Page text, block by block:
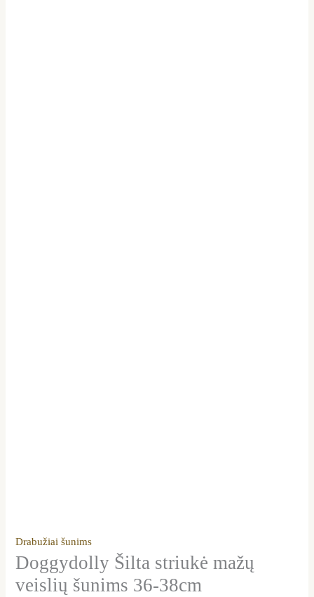
Drabužiai šunims
Doggydolly Šilta striukė mažų
veislių šunims 36-38cm